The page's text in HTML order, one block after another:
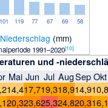
101 119 77 67 69 58
Niederschlag (mm)
1991–2020[10]
und -
Mai Jun Jul AugSep Okt
14,417,719,318,914,9
20,323,625,324,820,3